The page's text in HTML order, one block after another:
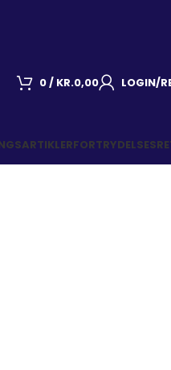
0/ KR.0,00 LOGIN/